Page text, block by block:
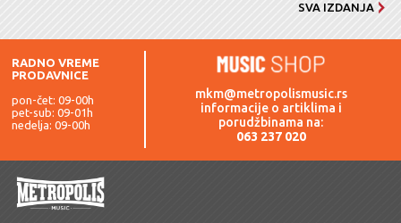
SVA IZDANJA
RADNO VREME
PRODAVNICE
pon-čet: 09-00h
pet-sub: 09-01h
nedelja: 09-00h
mkm@metropolismusic.rs
informacije o artiklima i
porudžbinama na:
063 237 020